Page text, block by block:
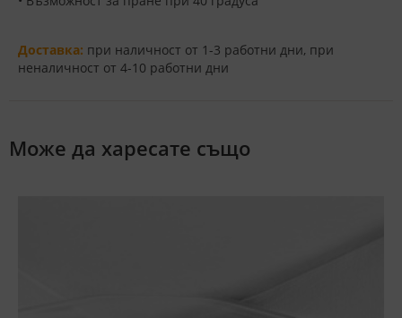
Доставка: при наличност от 1-3 работни дни, при
неналичност от 4-10 работни дни
Може да харесате също